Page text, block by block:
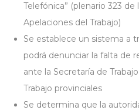
Telefónica” (plenario 323 de
Apelaciones del Trabajo)
Se establece un sistema a
podrá denunciar la falta de
ante la Secretaría de
Trabajo provinciales
Se determina que la